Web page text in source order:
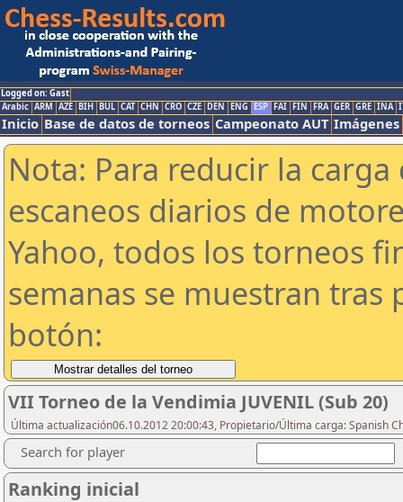
Logged on: Gast
Arabic ARM AZE BIH BUL CAT CHN CRO CZE DEN ENG ESP FAI FIN FRA GER GRE INA
Inicio Base de datos de torneos Campeonato AUT Imágenes
Nota: Para reducir la
escaneos diarios de
Yahoo, todos los torneos
semanas se muestran tras
botón:
VII Torneo de la Vendimia JUVENIL (Sub 20)
Última actualización06.10.2012 20:00:43, Propietario/Última carga: Spanish
Search for player
Ranking inicial